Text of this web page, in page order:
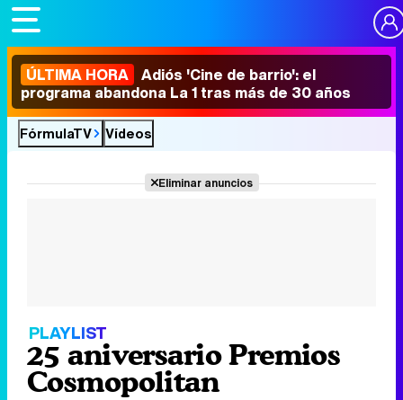
ÚLTIMA HORA Adiós 'Cine de barrio': el
programa abandona La 1 tras más de 30 años
FórmulaTV Vídeos
Eliminar anuncios
PLAYLIST
25 aniversario Premios
Cosmopolitan